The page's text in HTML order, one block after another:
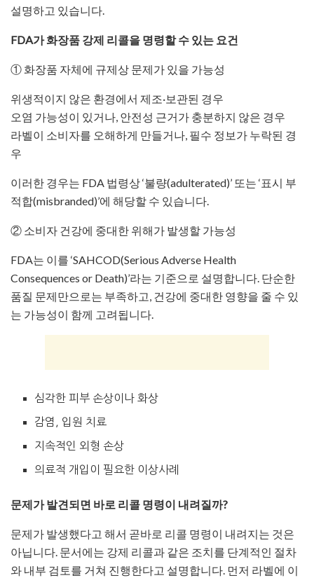
설명하고 있습니다.
​FDA가 화장품 강제 리콜을 명령할 수 있는 요건
① 화장품 자체에 규제상 문제가 있을 가능성
위생적이지 않은 환경에서 제조·보관된 경우
오염 가능성이 있거나, 안전성 근거가 충분하지 않은 경우
라벨이 소비자를 오해하게 만들거나, 필수 정보가 누락된 경
우
이러한 경우는 FDA 법령상 ‘불량(adulterated)’ 또는 ‘표시 부
적합(misbranded)’에 해당할 수 있습니다.
​② 소비자 건강에 중대한 위해가 발생할 가능성
FDA는 이를 ‘SAHCOD(Serious Adverse Health
Consequences or Death)’라는 기준으로 설명합니다. 단순한
품질 문제만으로는 부족하고, 건강에 중대한 영향을 줄 수 있
는 가능성이 함께 고려됩니다.
심각한 피부 손상이나 화상
감염, 입원 치료
지속적인 외형 손상
의료적 개입이 필요한 이상사례
​문제가 발견되면 바로 리콜 명령이 내려질까?
문제가 발생했다고 해서 곧바로 리콜 명령이 내려지는 것은
아닙니다. 문서에는 강제 리콜과 같은 조치를 단계적인 절차
와 내부 검토를 거쳐 진행한다고 설명합니다. 먼저 라벨에 이